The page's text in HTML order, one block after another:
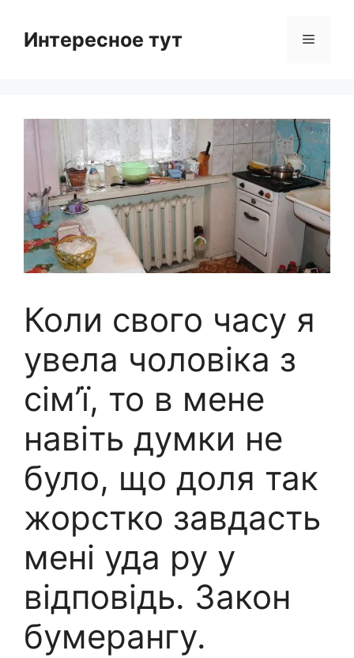
contentИнтересное тут Menu
Коли свого часу я
увела чоловіка з
сім’ї, то в мене
навіть думки не
було, що доля так
жорстко завдасть
мені уда ру у
відповідь. Закон
бумерангу.